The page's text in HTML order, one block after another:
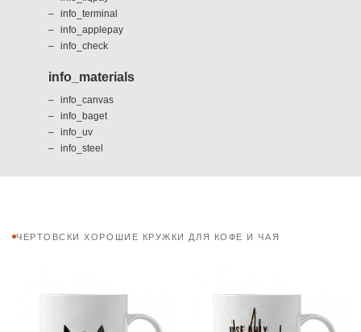
info_terminal
info_applepay
info_check
info_materials
info_canvas
info_baget
info_uv
info_steel
ЧЕРТОВСКИ ХОРОШИЕ КРУЖКИ ДЛЯ КОФЕ И ЧАЯ